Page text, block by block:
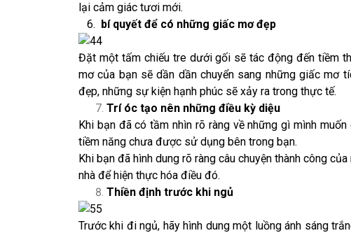
lại cảm giác tươi mới.
6. bí quyết để có những giấc mơ đẹp
Đặt một tấm chiếu tre dưới gối sẽ tác động đến tiềm
mơ của bạn sẽ dần dần chuyển sang những giấc mơ
đẹp, những sự kiện hạnh phúc sẽ xảy ra trong thực tế.
Trí óc tạo nên những điều kỳ diệu
Khi bạn đã có tầm nhìn rõ ràng về những gì mình
tiềm năng chưa được sử dụng bên trong bạn.
Khi bạn đã hình dung rõ ràng câu chuyện thành công
nhà để hiện thực hóa điều đó.
Thiền định trước khi ngủ
Trước khi đi ngủ, hãy hình dung một luồng ánh sáng